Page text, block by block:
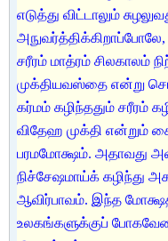
எடுத்து விட்டாலும்
சரீரம் மாத்ரம் சிலகாலம்
முக்தியவஸ்தை என்று
கர்மம் கழிந்ததும் சரீரம்
விதேஹ முக்தி என்றும்
பரமமோக்ஷம். அதாவது
நிச்சேஷமாய்க் கழிந்து
ஆவிர்பாவம். இந்த
உலகங்களுக்குப்